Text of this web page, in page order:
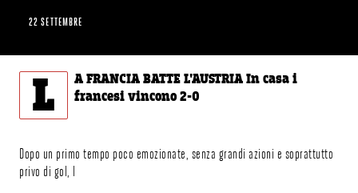
22 SETTEMBRE
L
A FRANCIA BATTE L'AUSTRIA In casa i
francesi vincono 2-0
Dopo un primo tempo poco emozionate, senza grandi azioni e soprattutto
privo di gol, l